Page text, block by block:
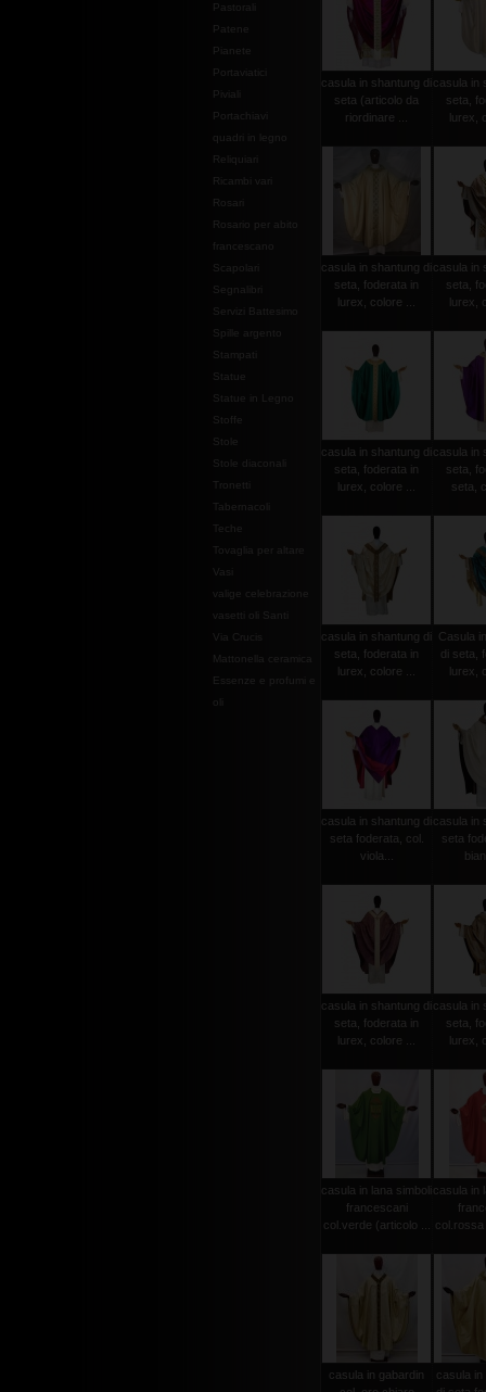
Pastorali
Patene
Pianete
Portaviatici
Piviali
Portachiavi
quadri in legno
Reliquiari
Ricambi vari
Rosari
Rosario per abito
francescano
Scapolari
Segnalibri
Servizi Battesimo
Spille argento
Stampati
Statue
Statue in Legno
Stoffe
Stole
Stole diaconali
Tabernacoli
valige celebrazione
Mattonella ceramica
Essenze e profumi e
casula in shantung di
seta (articolo da
riordinare ...
casula in
seta,
lurex,
casula in shantung di
seta, foderata in
lurex, colore ...
casula in
seta,
lurex,
casula in shantung di
seta, foderata in
lurex, colore ...
casula in
seta,
seta,
casula in shantung di
seta, foderata in
lurex, colore ...
Casula
di seta,
lurex,
casula in shantung di
seta foderata, col.
viola...
casula in
seta
casula in shantung di
seta, foderata in
lurex, colore ...
casula in
seta,
lurex,
casula in lana simboli
francescani
col.verde (articolo ...
casula in
casula in gabardin
casula